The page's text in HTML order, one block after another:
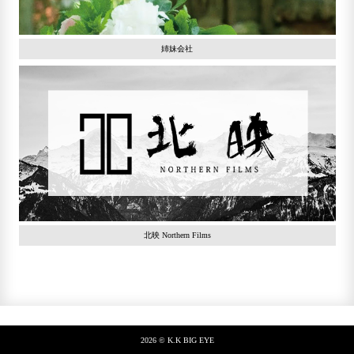
姉妹会社
北映 Northern Films
2026© K.K BIG EYE